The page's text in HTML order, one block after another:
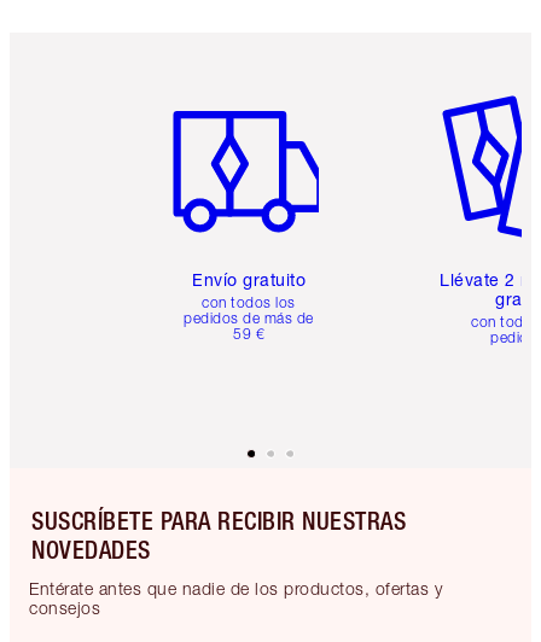
Envío gratuito
con todos los
pedidos de más de
59 €
Llévate 2
gratis
con
SUSCRÍBETE PARA RECIBIR NUESTRAS
NOVEDADES
Entérate antes que nadie de los productos, ofertas y
consejos